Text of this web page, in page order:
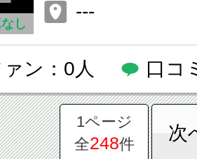
し
---
ァン：0人 口コ
1ページ
全248件
次